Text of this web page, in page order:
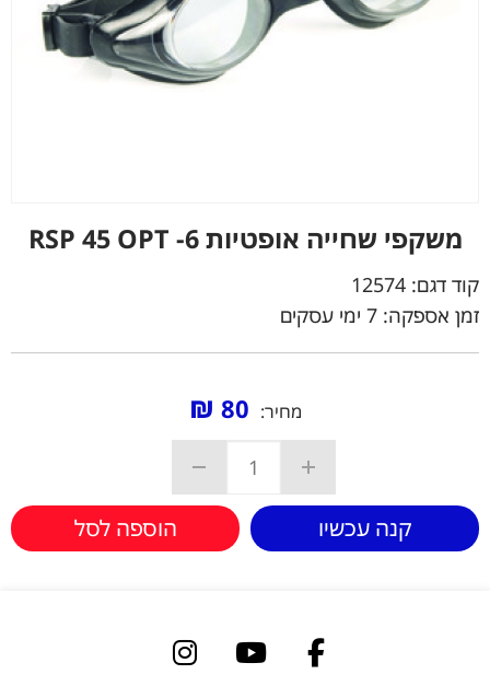
משקפי שחייה אופטיות RSP 45 OPT -6
קוד דגם: 12574
זמן אספקה: 7 ימי עסקים
מחיר: 80
₪
קנה עכשיו הוספה לסל